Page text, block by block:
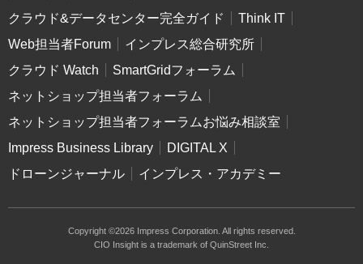
クラウド&データセンター完全ガイド
Think IT
Web担当者Forum
インプレス総合研究所
クラウド Watch
SmartGridフォーラム
ネットショップ担当者フォーラム
ネットショップ担当者フォーラムお悩み相談室
Impress Business Library
DIGITAL X
ドローンジャーナル
インプレス・アカデミー
Copyright ©2026 Impress Corporation. All rights reserved.
CIO Insight is a trademark of QuinStreet Inc.